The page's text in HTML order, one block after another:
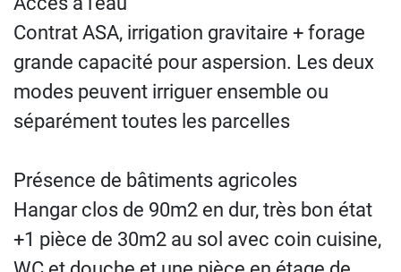
Contrat ASA, irrigation gravitaire + forage
grande capacité pour aspersion. Les deux
modes peuvent irriguer ensemble ou
séparément toutes les parcelles
Présence de bâtiments agricoles
Hangar clos de 90m2 en dur, très bon état
+1 pièce de 30m2 au sol avec coin cuisine,